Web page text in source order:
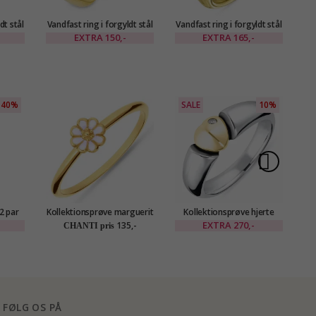
stål
Vandfast ring i forgyldt stål
- OCEANA
EXTRA 150,-
Vandfast ring i forgyldt stål
- OCEANA
EXTRA 165,-
40%
par
Kollektionsprøve marguerit
ring i forgyldt sølv - Maggie
CHANTI pris 135,-
SALE 10%
Kollektionsprøve hjerte
ring i oxideret sterlingsølv
EXTRA 270,-
FØLG OS PÅ